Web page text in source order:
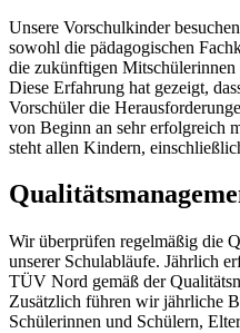
Unsere Vorschulkinder
sowohl die pädagogischen
die zukünftigen
Diese Erfahrung hat gezeigt,
Vorschüler die
von Beginn an sehr erfolgreich
steht allen Kindern,
Wir überprüfen regelmäßig die
unserer Schulabläufe. Jährlich
TÜV Nord gemäß der
Zusätzlich führen wir jährliche
Schülerinnen und Schülern,